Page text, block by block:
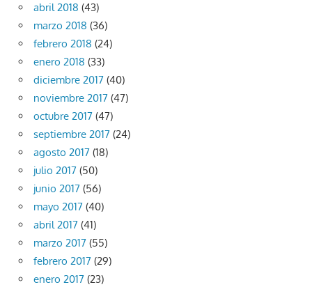
abril 2018 (43)
marzo 2018 (36)
febrero 2018 (24)
enero 2018 (33)
diciembre 2017 (40)
noviembre 2017 (47)
octubre 2017 (47)
septiembre 2017 (24)
agosto 2017 (18)
julio 2017 (50)
junio 2017 (56)
mayo 2017 (40)
abril 2017 (41)
marzo 2017 (55)
febrero 2017 (29)
enero 2017 (23)